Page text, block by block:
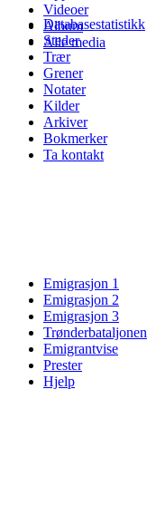
Videoer
Album
Alle media
Databasestatistikk
Steder
Trær
Grener
Notater
Kilder
Arkiver
Bokmerker
Ta kontakt
Emigrasjon 1
Emigrasjon 2
Emigrasjon 3
Trønderbataljonen
Emigrantvise
Prester
Hjelp